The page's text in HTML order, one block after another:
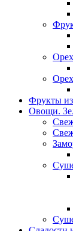
Фрукты
Овощи.